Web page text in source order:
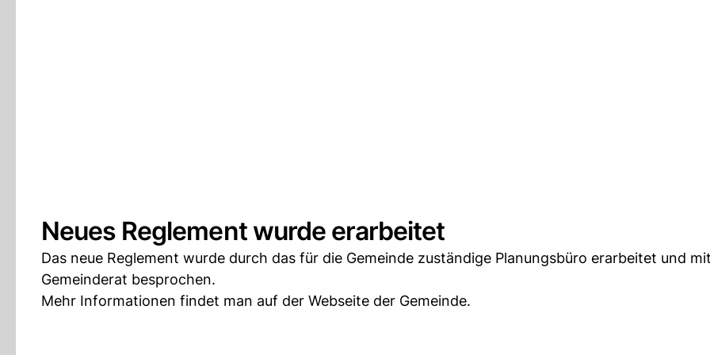
Neues Reglement wurde erarbeitet
Das neue Reglement wurde durch das für die Gemeinde zuständige Planungsbüro erarbeitet und
Gemeinderat besprochen.
Mehr Informationen findet man auf der Webseite der Gemeinde.